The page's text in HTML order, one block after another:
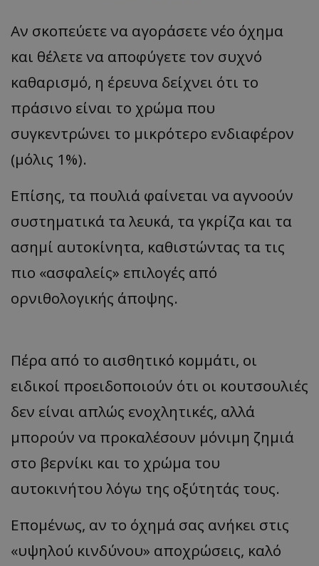
Αν σκοπεύετε να αγοράσετε νέο όχημα
και θέλετε να αποφύγετε τον συχνό
καθαρισμό, η έρευνα δείχνει ότι το
πράσινο είναι το χρώμα που
συγκεντρώνει το μικρότερο ενδιαφέρον
(μόλις 1%).
Επίσης, τα πουλιά φαίνεται να αγνοούν
συστηματικά τα λευκά, τα γκρίζα και τα
ασημί αυτοκίνητα, καθιστώντας τα τις
πιο «ασφαλείς» επιλογές από
ορνιθολογικής άποψης.
Πέρα από το αισθητικό κομμάτι, οι
ειδικοί προειδοποιούν ότι οι κουτσουλιές
δεν είναι απλώς ενοχλητικές, αλλά
μπορούν να προκαλέσουν μόνιμη ζημιά
στο βερνίκι και το χρώμα του
αυτοκινήτου λόγω της οξύτητάς τους.
Επομένως, αν το όχημά σας ανήκει στις
«υψηλού κινδύνου» αποχρώσεις, καλό